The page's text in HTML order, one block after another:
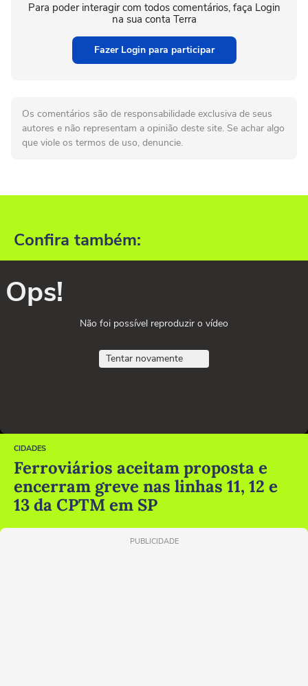
Para poder interagir com todos comentários, faça Login
na sua conta Terra
Fazer Login para participar
Os comentários são de responsabilidade exclusiva de seus
autores e não representam a opinião deste site. Se achar algo
que viole os termos de uso, denuncie.
Confira também:
Ops!
Não foi possível reproduzir o vídeo
Tentar novamente
CIDADES
Ferroviários aceitam proposta e
encerram greve nas linhas 11, 12 e
13 da CPTM em SP
PUBLICIDADE